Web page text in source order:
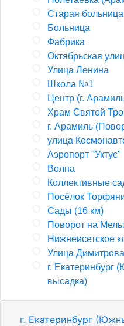
Старая больница
Больница
Фабрика
Октябрьская
Улица Ленина
Школа №1
Центр (г.
Храм Святой
г. Арамиль
улица
Аэропорт "Уктус"
Волна
Коллективные
Посёлок
Сады (16 км)
Поворот на
Нижнеисетское
Улица Димитрова
г. Екатеринбург
высадка)
г. Екатеринбург